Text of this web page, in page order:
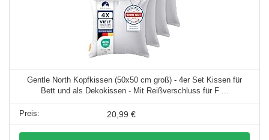
Gentle North Kopfkissen (50x50 cm groß) - 4er Set Kissen für
Bett und als Dekokissen - Mit Reißverschluss für F ...
20,99 €